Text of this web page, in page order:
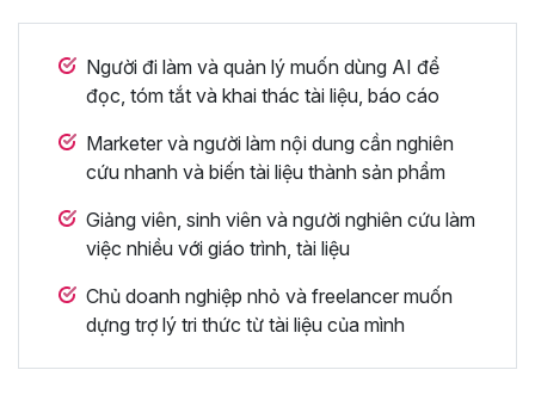
Người đi làm và quản lý muốn dùng AI để
đọc, tóm tắt và khai thác tài liệu, báo cáo
Marketer và người làm nội dung cần nghiên
cứu nhanh và biến tài liệu thành sản phẩm
Giảng viên, sinh viên và người nghiên cứu làm
việc nhiều với giáo trình, tài liệu
Chủ doanh nghiệp nhỏ và freelancer muốn
dựng trợ lý tri thức từ tài liệu của mình